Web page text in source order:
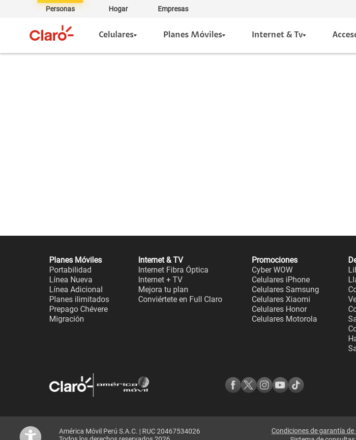
Personas Hogar Empresas
Celulares Planes Móviles Internet & Tv
Planes Móviles
Portabilidad
Línea Nueva
Línea Adicional
Planes ilimitados
Prepago Chévere
Migración
Internet & TV
Internet Fibra Óptica
Internet + TV
Mejora tu plan
Conviértete en Full Claro
Promociones
Cyber WOW
Celulares iPhone
Celulares Samsung
Celulares Xiaomi
Celulares Honor
Celulares Motorola
América Móvil Perú S.A.C. | RUC 20467534026
Condiciones de garantía de